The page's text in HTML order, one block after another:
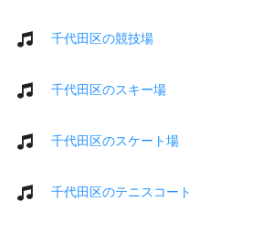
千代田区の競技場
千代田区のスキー場
千代田区のスケート場
千代田区のテニスコート